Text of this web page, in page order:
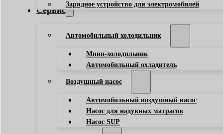
Зарядное устройство для электромобилей
Сервис
Автомобильный холодильник
Мини-холодильник
Автомобильный охладитель
Воздушный насос
Автомобильный воздушный насос
Насос для надувных матрасов
Насос SUP